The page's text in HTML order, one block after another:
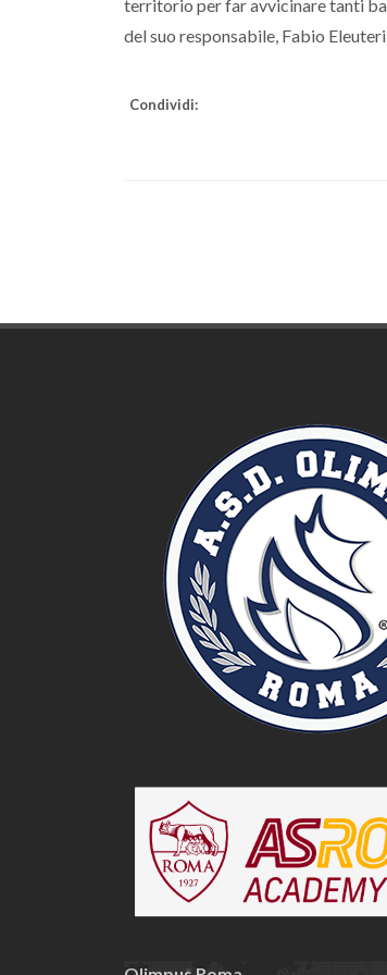
territorio per far avvicinare tanti
del suo responsabile, Fabio
Condividi: